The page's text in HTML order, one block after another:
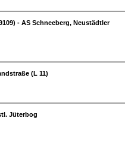
- AS Schneeberg, Neustädtler
(L 11)
Jüterbog